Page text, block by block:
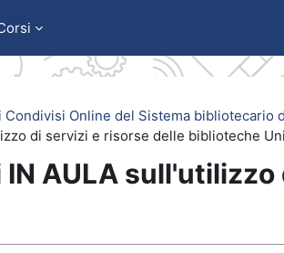
Condivisi Online del Sistema bibliotecario
di servizi e risorse delle biblioteche
AULA